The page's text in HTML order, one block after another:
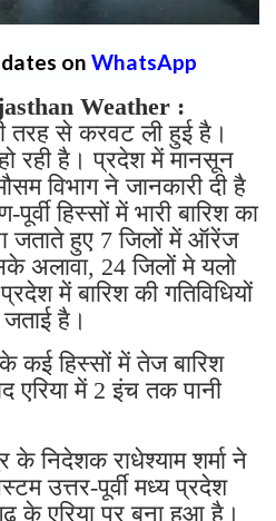
on WhatsApp
Weather :
तरह से करवट ली हुई है।
रही है। प्रदेश में मानसून
विभाग ने जानकारी दी है
हिस्सों में भारी बारिश का
जताते हुए 7 जिलों में ऑरेंज
अलावा, 24 जिलों मे यलो
में बारिश की गतिविधियों
है।
कई हिस्सों में तेज बारिश
एरिया में 2 इंच तक पानी
के निदेशक राधेश्याम शर्मा ने
उत्तर-पूर्वी मध्य प्रदेश
के एरिया पर बना हुआ है।